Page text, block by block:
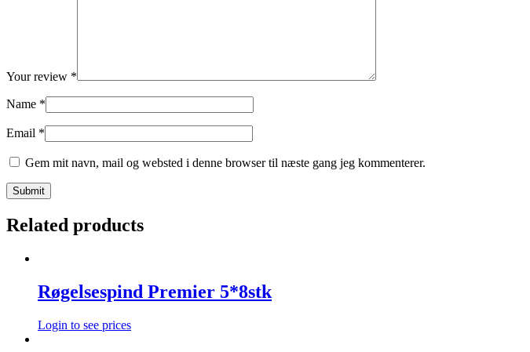
Your review *
Name *
Email *
Gem mit navn, mail og websted i denne browser til næste gang jeg kommenterer.
Related products
Røgelsespind Premier 5*8stk
Login to see prices